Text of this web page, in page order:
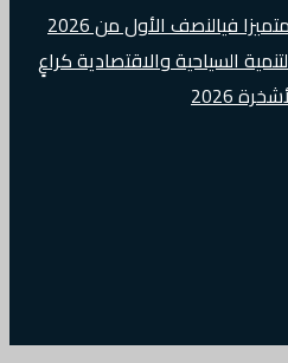
فيالنصف الأول من 2026
السياحية والاقتصادية كراعٍ
2026